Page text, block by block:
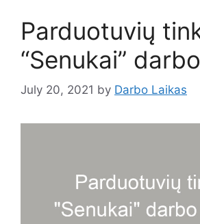
Parduotuvių
“Senukai”
July 20, 2021 by Darbo Laikas